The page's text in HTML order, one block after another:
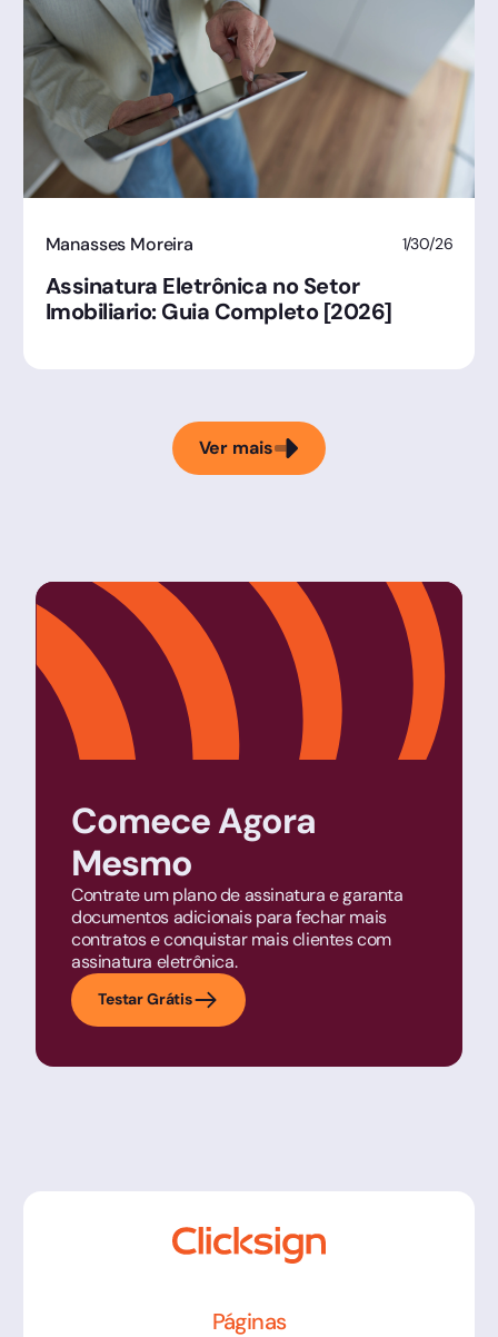
Manasses Moreira 1/30/26
Assinatura Eletrônica no Setor
Imobiliario: Guia Completo [2026]
Ver mais
Comece Agora
Mesmo
Contrate um plano de assinatura e garanta
documentos adicionais para fechar mais
contratos e conquistar mais clientes com
assinatura eletrônica.
Testar Grátis
Páginas